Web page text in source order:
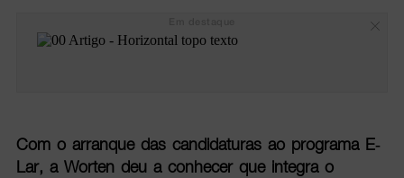
Com o arranque das candidaturas ao programa E-
Lar, a Worten deu a conhecer que integra o